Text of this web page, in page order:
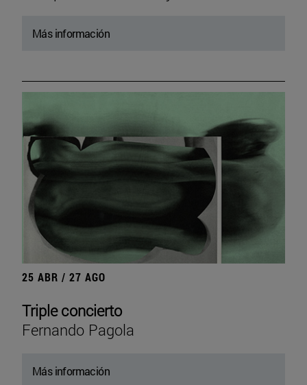
Más información
25 ABR / 27 AGO
Triple concierto
Fernando Pagola
Más información